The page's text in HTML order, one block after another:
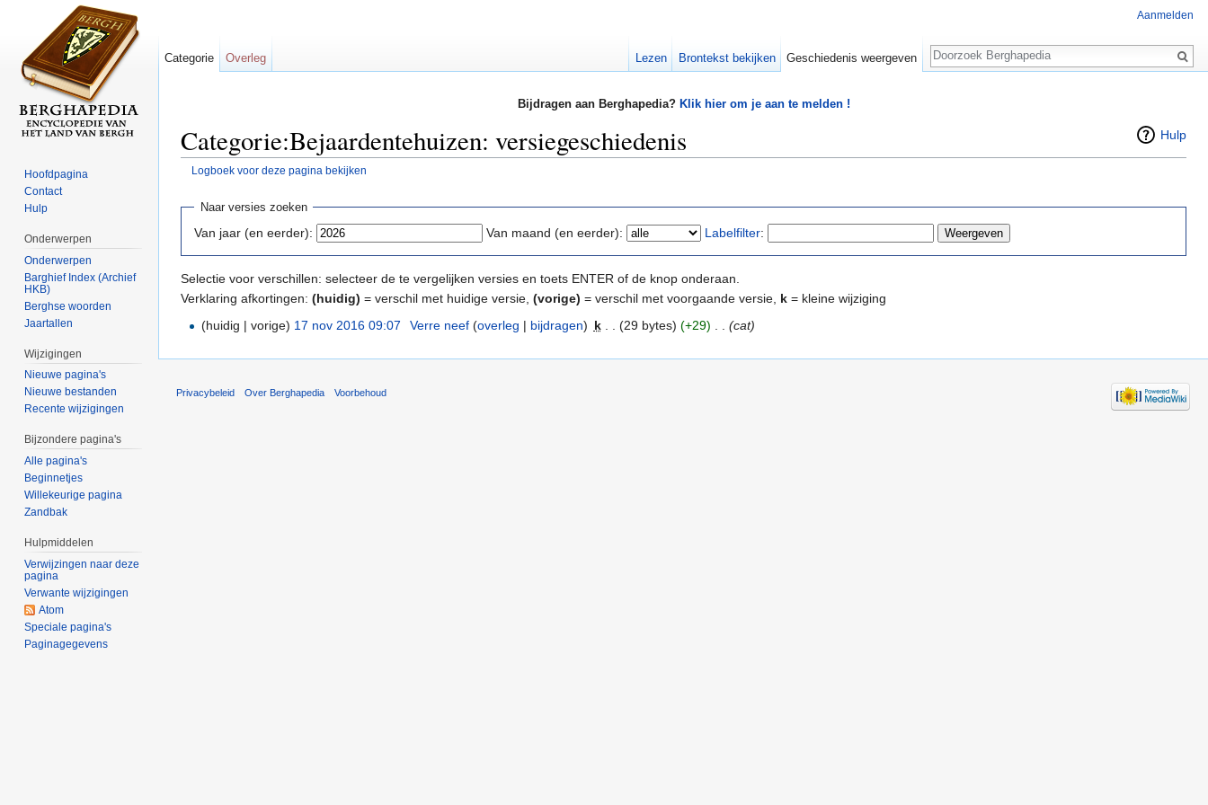
Bijdragen aan Berghapedia? Klik hier om je aan te melden !
Hulp
Categorie:Bejaardentehuizen: versiegeschiedenis
Logboek voor deze pagina bekijken
Naar versies zoeken
Van jaar (en eerder): Van maand (en eerder): Labelfilter:
Selectie voor verschillen: selecteer de te vergelijken versies en toets ENTER of de knop onderaan.
Verklaring afkortingen: (huidig) = verschil met huidige versie, (vorige) = verschil met voorgaande versie, k = kleine wijziging
(huidig | vorige) 17 nov 2016 09:07 Verre neef (overleg | bijdragen) k (29 bytes) (+29) (cat)
Aanmelden
Categorie Overleg Lezen Brontekst bekijken Geschiedenis weergeven
Zoeken
Hoofdpagina
Contact
Hulp
Onderwerpen
Onderwerpen
Barghief Index (Archief
HKB)
Berghse woorden
Jaartallen
Wijzigingen
Nieuwe pagina's
Nieuwe bestanden
Recente wijzigingen
Bijzondere pagina's
Alle pagina's
Beginnetjes
Willekeurige pagina
Zandbak
Hulpmiddelen
Verwijzingen naar deze
pagina
Verwante wijzigingen
Atom
Speciale pagina's
Paginagegevens
Privacybeleid Over Berghapedia Voorbehoud